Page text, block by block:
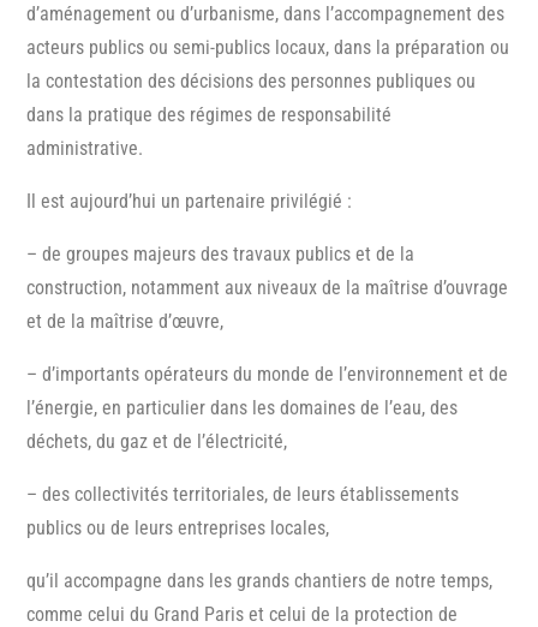
d’aménagement ou d’urbanisme, dans l’accompagnement des
acteurs publics ou semi-publics locaux, dans la préparation ou
la contestation des décisions des personnes publiques ou
dans la pratique des régimes de responsabilité
administrative.
Il est aujourd’hui un partenaire privilégié :
– de groupes majeurs des travaux publics et de la
construction, notamment aux niveaux de la maîtrise d’ouvrage
et de la maîtrise d’œuvre,
– d’importants opérateurs du monde de l’environnement et de
l’énergie, en particulier dans les domaines de l’eau, des
déchets, du gaz et de l’électricité,
– des collectivités territoriales, de leurs établissements
publics ou de leurs entreprises locales,
qu’il accompagne dans les grands chantiers de notre temps,
comme celui du Grand Paris et celui de la protection de